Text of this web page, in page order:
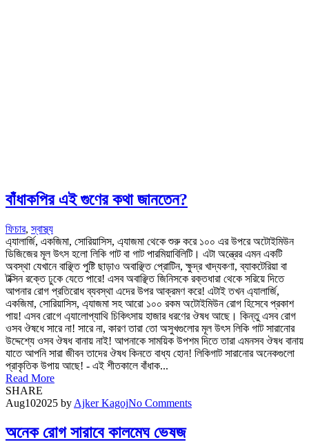
বাঁধাকপির এই গুণের কথা জানতেন?
ফিচার,স্বাস্থ্য
এ্যালার্জি, একজিমা, সোরিয়াসিস, এ্যাজমা থেকে শুরু করে ১০০ এর উপরে অটোইমিউন
ডিজিজের মূল উৎস হলো লিকি গাট বা গাট পারমিয়াবিলিটি। এটা অন্ত্রের এমন একটি
অবস্থা যেখানে বাঞ্ছিত পুষ্টি ছাড়াও অবাঞ্ছিত প্রোটিন, ক্ষুদ্র খাদ্যকণা, ব্যাকটেরিয়া বা
টক্সিন রক্তে ঢুকে যেতে পারে! এসব অবাঞ্ছিত জিনিসকে রক্তধারা থেকে সরিয়ে দিতে
আপনার রোগ প্রতিরোধ ব্যবস্থা এদের উপর আক্রমণ করে! এটাই তখন এ্যালার্জি,
একজিমা, সোরিয়াসিস, এ্যাজমা সহ আরো ১০০ রকম অটোইমিউন রোগ হিসেবে প্রকাশ
পায়! এসব রোগে এ্যালোপ্যাথি চিকিৎসায় হাজার ধরণের ঔষধ আছে। কিন্তু এসব রোগ
ওসব ঔষধে সারে না! সারে না, কারণ তারা তো অসুখগুলোর মূল উৎস লিকি গাট সারানোর
উদ্দেশ্যে ওসব ঔষধ বানায় নাই! আপনাকে সাময়িক উপশম দিতে তারা এমনসব ঔষধ বানায়
যাতে আপনি সারা জীবন তাদের ঔষধ কিনতে বাধ্য হোন! লিকিগাট সারানোর অনেকগুলো
প্রাকৃতিক উপায় আছে! - এই শীতকালে বাঁধাক...
Read More
SHARE
Aug102025 by Ajker KagojNo Comments
অনেক রোগ সারাবে কালমেঘ ভেষজ